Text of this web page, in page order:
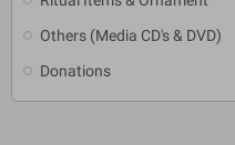
Others (Media CD's & DVD)
Donations